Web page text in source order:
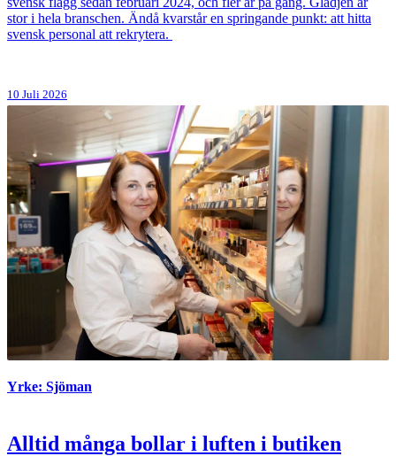
stor i hela branschen. Ändå kvarstår en springande punkt: att hitta
svensk personal att rekrytera.
10 Juli 2026
Yrke: Sjöman
Alltid många bollar i luften i butiken